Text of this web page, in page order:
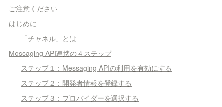
ご注意ください
はじめに
「チャネル」とは
Messaging API連携の４ステップ
ステップ１：Messaging APIの利用を有効にする
ステップ２：開発者情報を登録する
ステップ３：プロバイダーを選択する